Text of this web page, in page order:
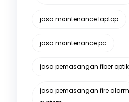
jasa maintenance laptop
jasa maintenance pc
jasa pemasangan fiber optik
jasa pemasangan fire alarm